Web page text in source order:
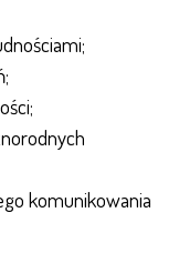
komunikowania